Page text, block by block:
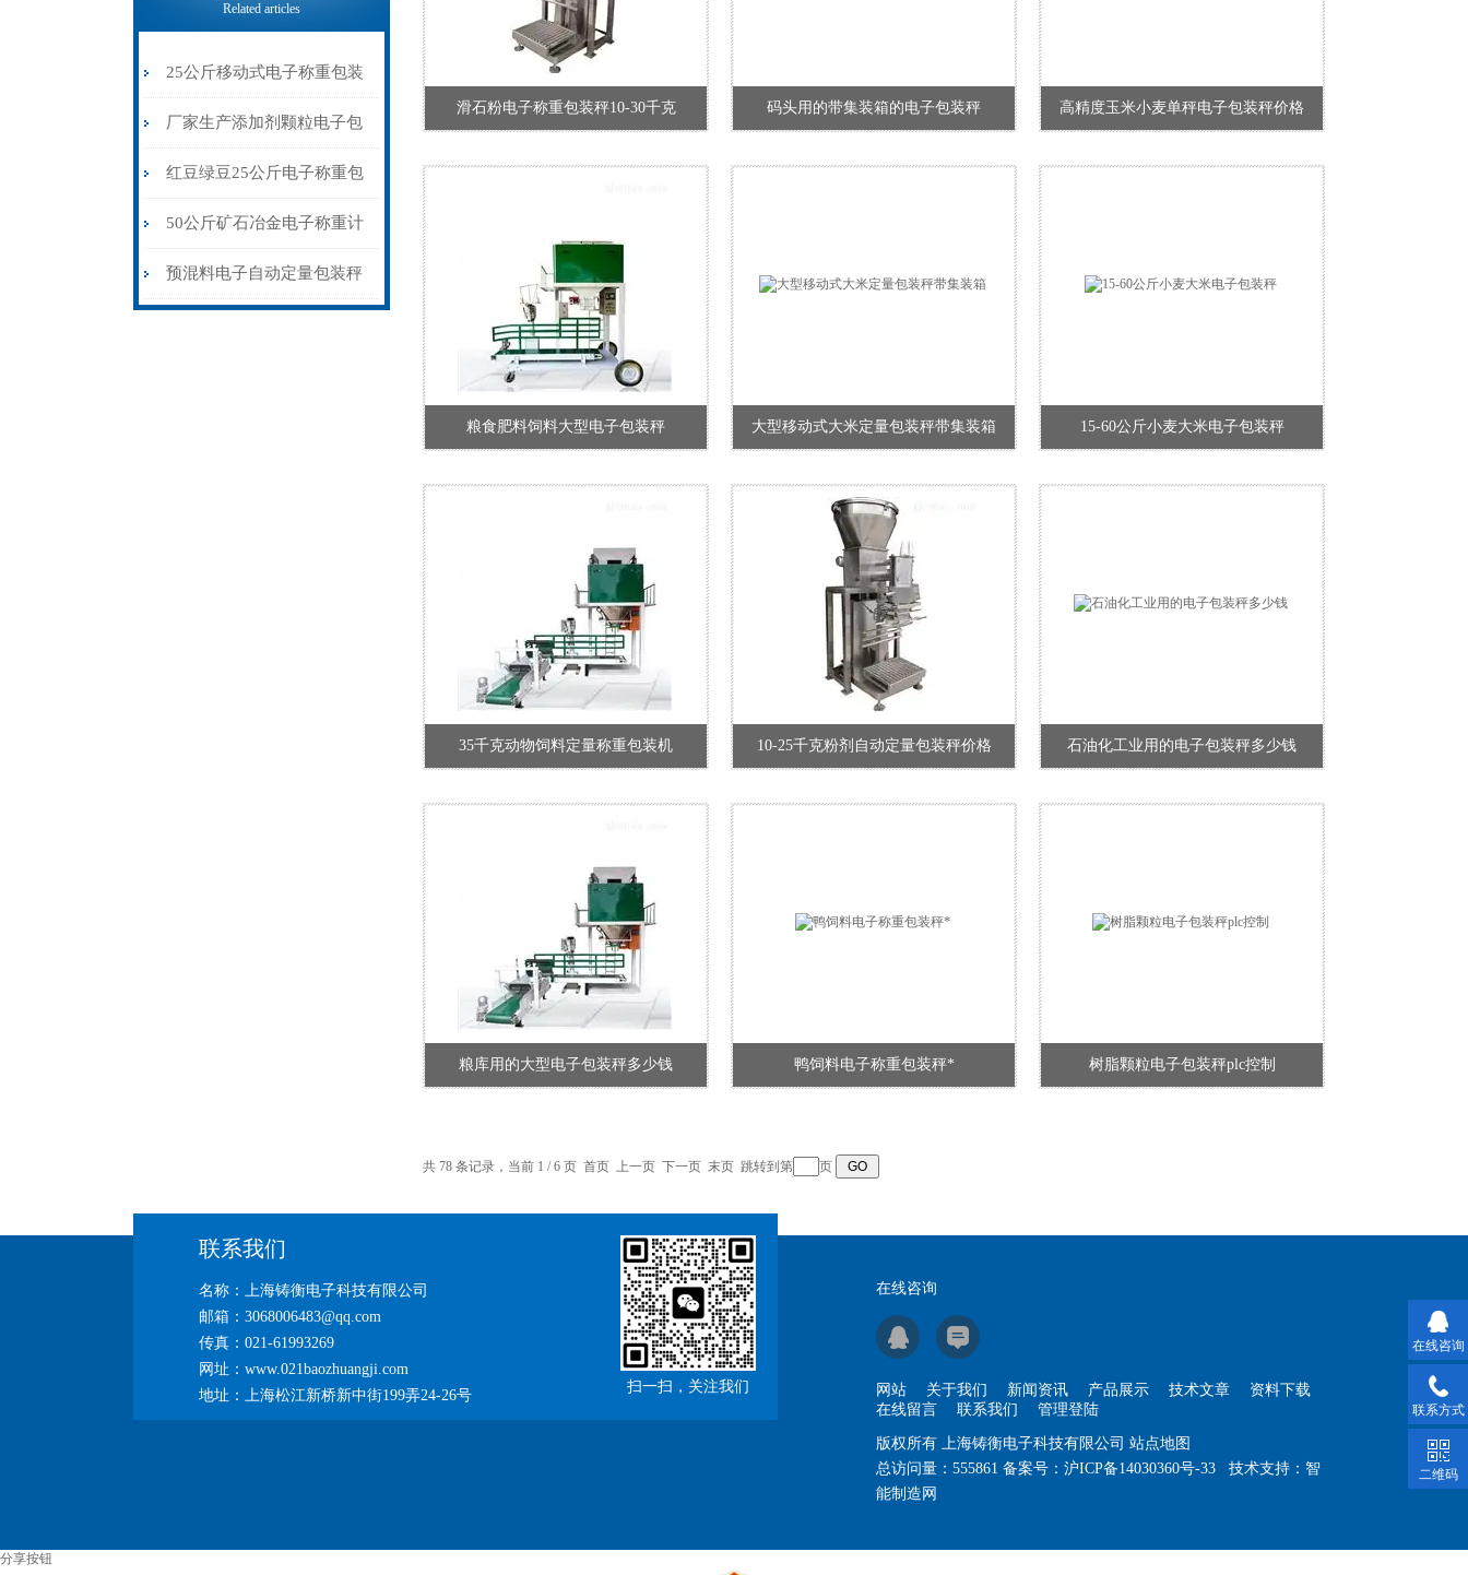
Related articles
25公斤移动式电子称重包装
秤粮库专用
厂家生产添加剂颗粒电子包
装秤18kg
红豆绿豆25公斤电子称重包
装秤皮带输送式
50公斤矿石冶金电子称重计
量包装秤价格
预混料电子自动定量包装秤
滑石粉电子称重包装秤10-30千克 码头用的带集装箱的电子包装秤 高精度玉米小麦单秤电子包装秤价格
粮食肥料饲料大型电子包装秤 大型移动式大米定量包装秤带集装箱 15-60公斤小麦大米电子包装秤
35千克动物饲料定量称重包装机 10-25千克粉剂自动定量包装秤价格 石油化工业用的电子包装秤多少钱
粮库用的大型电子包装秤多少钱 鸭饲料电子称重包装秤* 树脂颗粒电子包装秤plc控制
共 78 条记录，当前 1 / 6 页 首页 上一页 下一页 末页 跳转到第 页
联系我们
名称：上海铸衡电子科技有限公司
邮箱：3068006483@qq.com
传真：021-61993269
网址：www.021baozhuangji.com
地址：上海松江新桥新中街199弄24-26号
扫一扫，关注我们
在线咨询
网站 关于我们 新闻资讯 产品展示 技术文章
资料下载
在线留言
联系我们 管理登陆
版权所有 上海铸衡电子科技有限公司 站点地图
总访问量： 555861 备案号： 沪ICP备14030360号-33 技术支持： 智
能制造网
在线咨询
联系方式
二维码
分享按钮